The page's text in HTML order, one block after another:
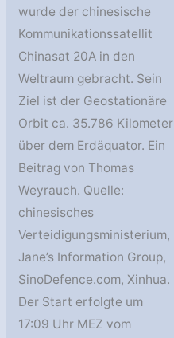
wurde der chinesische
Kommunikationssatellit
Chinasat 20A in den
Weltraum gebracht. Sein
Ziel ist der Geostationäre
Orbit ca. 35.786 Kilometer
über dem Erdäquator. Ein
Beitrag von Thomas
Weyrauch. Quelle:
chinesisches
Verteidigungsministerium,
Jane’s Information Group,
SinoDefence.com, Xinhua.
Der Start erfolgte um
17:09 Uhr MEZ vom